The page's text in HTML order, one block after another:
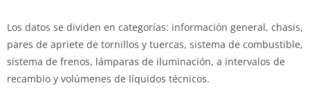
Los datos se dividen en categorías: información general, chasis,
pares de apriete de tornillos y tuercas, sistema de combustible,
sistema de frenos, lámparas de iluminación, a intervalos de
recambio y volúmenes de líquidos técnicos.